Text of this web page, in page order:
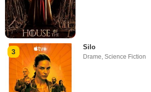
3
Silo
Drame ,Science Fiction